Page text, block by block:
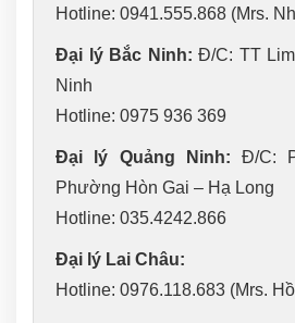
Hotline: 0941.555.868 (Mrs.
Đại lý Bắc Ninh: Đ/C: TT
Ninh
Hotline: 0975 936 369
Đại lý Quảng Ninh: Đ/C:
Phường Hòn Gai – Hạ Long
Hotline: 035.4242.866
Đại lý Lai Châu:
Hotline: 0976.118.683 (Mrs.